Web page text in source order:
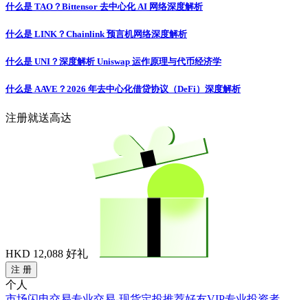
什么是 TAO？Bittensor 去中心化 AI 网络深度解析
什么是 LINK？Chainlink 预言机网络深度解析
什么是 UNI？深度解析 Uniswap 运作原理与代币经济学
什么是 AAVE？2026 年去中心化借贷协议（DeFi）深度解析
注册就送高达
HKD 12,088 好礼
注 册
个人